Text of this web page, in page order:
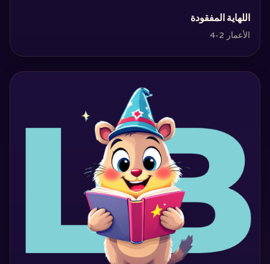
‏اللهاية المفقودة‏
الأعمار 2-4